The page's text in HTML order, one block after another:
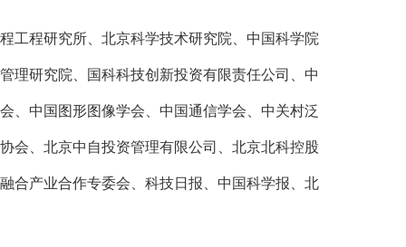
工程研究所、北京科学技术研究院、中国科学院
理研究院、国科科技创新投资有限责任公司、中
、中国图形图像学会、中国通信学会、中关村泛
会、北京中自投资管理有限公司、北京北科控股
合产业合作专委会、科技日报、中国科学报、北